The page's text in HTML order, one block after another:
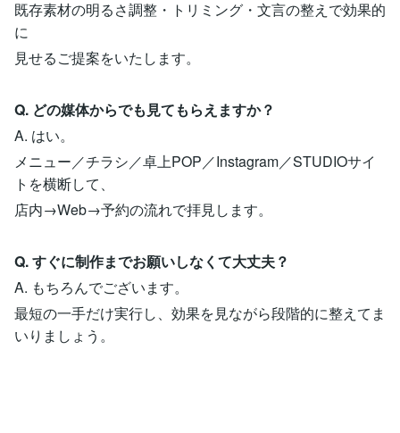
既存素材の明るさ調整・トリミング・文言の整えで効果的
に
見せるご提案をいたします。
Q. どの媒体からでも見てもらえますか？
A. はい。
メニュー／チラシ／卓上POP／Instagram／STUDIOサイ
トを横断して、
店内→Web→予約の流れで拝見します。
Q. すぐに制作までお願いしなくて大丈夫？
A. もちろんでございます。
最短の一手だけ実行し、効果を見ながら段階的に整えてま
いりましょう。